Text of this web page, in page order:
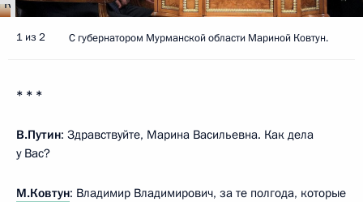
1 из 2 С губернатором Мурманской области Мариной Ковтун.
* * *
В.Путин: Здравствуйте, Марина Васильевна. Как дела
у Вас?
М.Ковтун: Владимир Владимирович, за те полгода, которые